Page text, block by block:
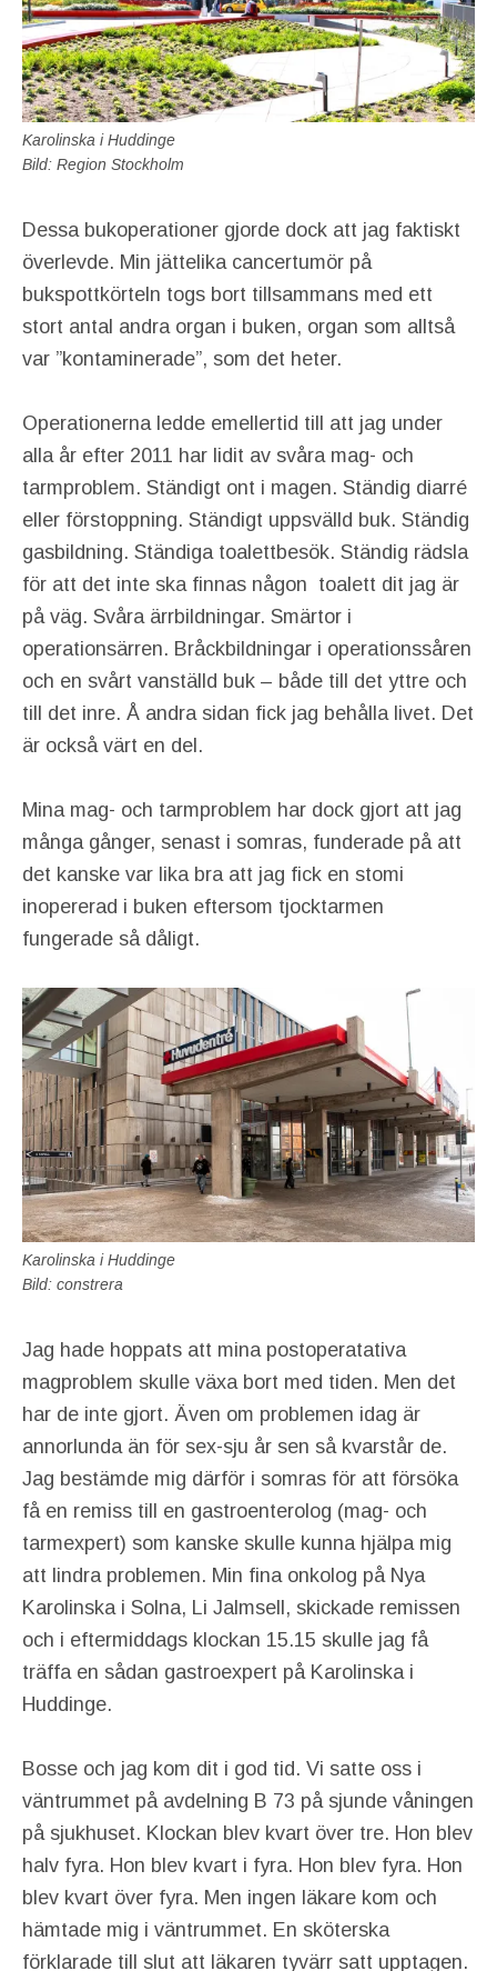
Karolinska i Huddinge
Bild: Region Stockholm
Dessa bukoperationer gjorde dock att jag faktiskt
överlevde. Min jättelika cancertumör på
bukspottkörteln togs bort tillsammans med ett
stort antal andra organ i buken, organ som alltså
var ”kontaminerade”, som det heter.
Operationerna ledde emellertid till att jag under
alla år efter 2011 har lidit av svåra mag- och
tarmproblem. Ständigt ont i magen. Ständig diarré
eller förstoppning. Ständigt uppsvälld buk. Ständig
gasbildning. Ständiga toalettbesök. Ständig rädsla
för att det inte ska finnas någon toalett dit jag är
på väg. Svåra ärrbildningar. Smärtor i
operationsärren. Bråckbildningar i operationssåren
och en svårt vanställd buk – både till det yttre och
till det inre. Å andra sidan fick jag behålla livet. Det
är också värt en del.
Mina mag- och tarmproblem har dock gjort att jag
många gånger, senast i somras, funderade på att
det kanske var lika bra att jag fick en stomi
inopererad i buken eftersom tjocktarmen
fungerade så dåligt.
Karolinska i Huddinge
Bild: constrera
Jag hade hoppats att mina postoperatativa
magproblem skulle växa bort med tiden. Men det
har de inte gjort. Även om problemen idag är
annorlunda än för sex-sju år sen så kvarstår de.
Jag bestämde mig därför i somras för att försöka
få en remiss till en gastroenterolog (mag- och
tarmexpert) som kanske skulle kunna hjälpa mig
att lindra problemen. Min fina onkolog på Nya
Karolinska i Solna, Li Jalmsell, skickade remissen
och i eftermiddags klockan 15.15 skulle jag få
träffa en sådan gastroexpert på Karolinska i
Huddinge.
Bosse och jag kom dit i god tid. Vi satte oss i
väntrummet på avdelning B 73 på sjunde våningen
på sjukhuset. Klockan blev kvart över tre. Hon blev
halv fyra. Hon blev kvart i fyra. Hon blev fyra. Hon
blev kvart över fyra. Men ingen läkare kom och
hämtade mig i väntrummet. En sköterska
förklarade till slut att läkaren tyvärr satt upptagen.